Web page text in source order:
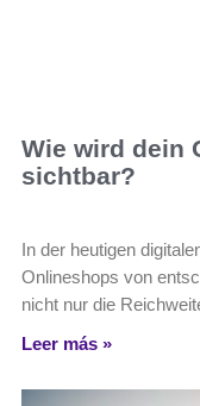
Wie wird dein
sichtbar?
In der heutigen
Onlineshops von
nicht nur die
Leer más »